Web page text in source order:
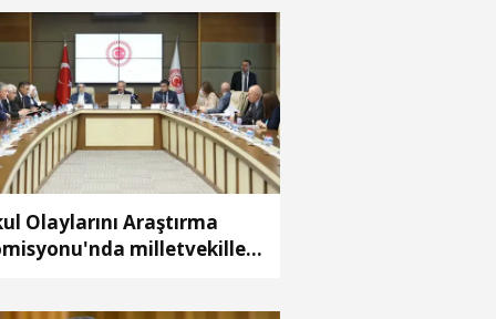
Olaylarını Araştırma
milletvekilleri